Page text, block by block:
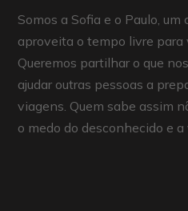
Somos a Sofia e o Paulo, um
aproveita o tempo livre para
Queremos partilhar o que
ajudar outras pessoas a
viagens. Quem sabe assim
o medo do desconhecido e a